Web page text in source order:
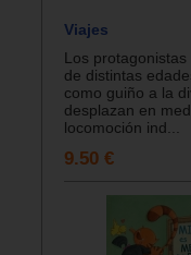
Viajes
Los
de distintas
como guiño a la
desplazan en
locomoción ind...
9.50 €